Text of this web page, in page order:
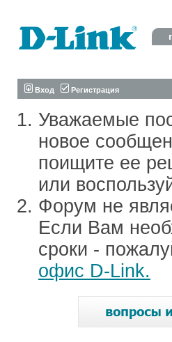
Вход Регистрация
Уважаемые
новое
поищите ее
или
Форум не
Если Вам
сроки -
офис D-Link.